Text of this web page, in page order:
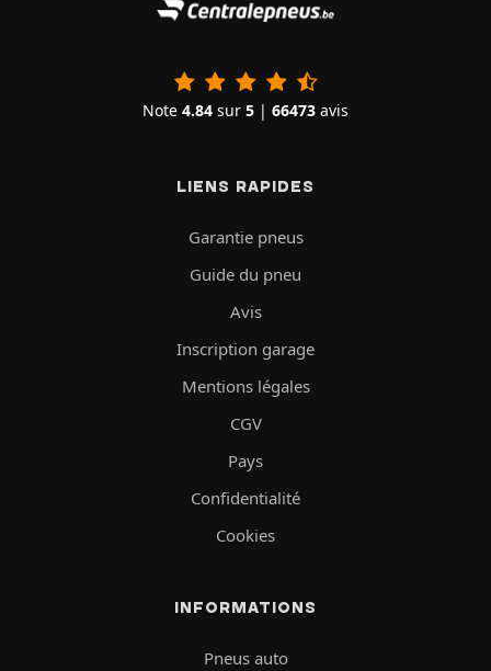
Note 4.84 sur 5 | 66473 avis
LIENS RAPIDES
Garantie pneus
Guide du pneu
Avis
Inscription garage
Mentions légales
CGV
Pays
Confidentialité
Cookies
INFORMATIONS
Pneus auto